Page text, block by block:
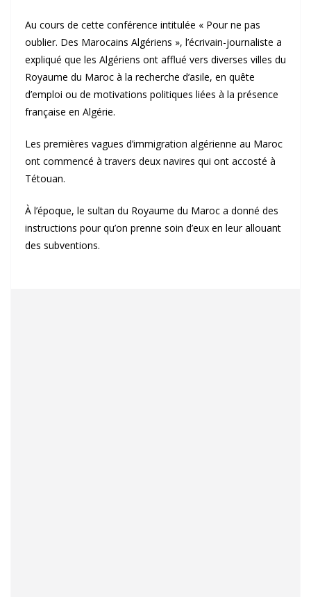
Au cours de cette conférence intitulée « Pour ne pas
oublier. Des Marocains Algériens », l’écrivain-journaliste a
expliqué que les Algériens ont afflué vers diverses villes du
Royaume du Maroc à la recherche d’asile, en quête
d’emploi ou de motivations politiques liées à la présence
française en Algérie.
Les premières vagues d’immigration algérienne au Maroc
ont commencé à travers deux navires qui ont accosté à
Tétouan.
À l’époque, le sultan du Royaume du Maroc a donné des
instructions pour qu’on prenne soin d’eux en leur allouant
des subventions.